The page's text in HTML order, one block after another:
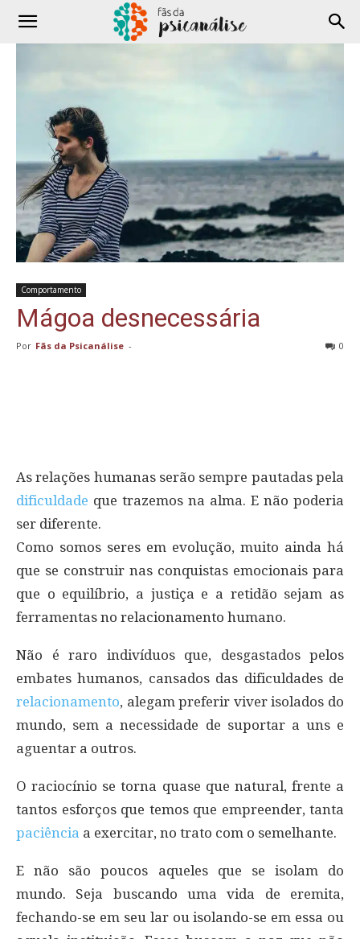
Comportamento
Mágoa desnecessária
Por Fãs da Psicanálise - 0
As relações humanas serão sempre pautadas pela
dificuldade que trazemos na alma. E não poderia
ser diferente.
Como somos seres em evolução, muito ainda há
que se construir nas conquistas emocionais para
que o equilíbrio, a justiça e a retidão sejam as
ferramentas no relacionamento humano.
Não é raro indivíduos que, desgastados pelos
embates humanos, cansados das dificuldades de
relacionamento, alegam preferir viver isolados do
mundo, sem a necessidade de suportar a uns e
aguentar a outros.
O raciocínio se torna quase que natural, frente a
tantos esforços que temos que empreender, tanta
paciência a exercitar, no trato com o semelhante.
E não são poucos aqueles que se isolam do
mundo. Seja buscando uma vida de eremita,
fechando-se em seu lar ou isolando-se em essa ou